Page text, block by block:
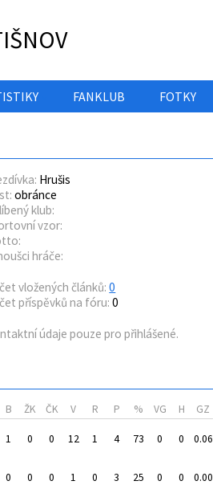
FANKLUB FOTKY
Hrušis
obránce
klub:
vzor:
hráče:
vložených článků: 0
příspěvků na fóru: 0
údaje pouze pro přihlášené.
B ŽK ČK V R P % VG H GZ
1 0 0 12 1 4 73 0 0 0.06
0 0 0 1 0 3 25 0 0 0.00